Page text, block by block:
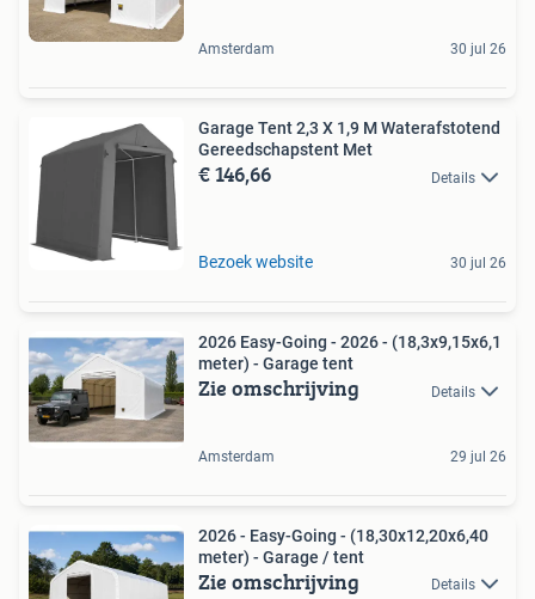
Amsterdam 30 jul 26
Garage Tent 2,3 X 1,9 M Waterafstotend
Gereedschapstent Met
€ 146,66 Details
Bezoek website 30 jul 26
2026 Easy-Going - 2026 - (18,3x9,15x6,1
meter) - Garage tent
Zie omschrijving Details
Amsterdam 29 jul 26
2026 - Easy-Going - (18,30x12,20x6,40
meter) - Garage / tent
Zie omschrijving Details